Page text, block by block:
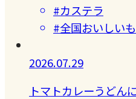
#カステラ
#全国おいしい
2026.07.29
トマトカレーうどん